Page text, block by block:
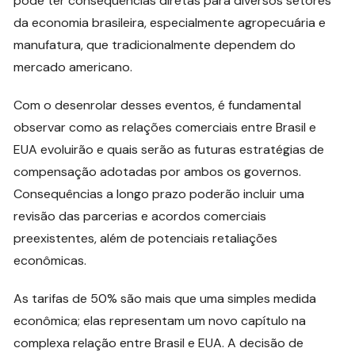
da economia brasileira, especialmente agropecuária e
manufatura, que tradicionalmente dependem do
mercado americano.
Com o desenrolar desses eventos, é fundamental
observar como as relações comerciais entre Brasil e
EUA evoluirão e quais serão as futuras estratégias de
compensação adotadas por ambos os governos.
Consequências a longo prazo poderão incluir uma
revisão das parcerias e acordos comerciais
preexistentes, além de potenciais retaliações
econômicas.
As tarifas de 50% são mais que uma simples medida
econômica; elas representam um novo capítulo na
complexa relação entre Brasil e EUA. A decisão de